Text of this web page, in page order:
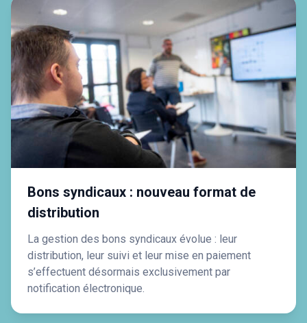
Bons syndicaux : nouveau format de
distribution
La gestion des bons syndicaux évolue : leur
distribution, leur suivi et leur mise en paiement
s’effectuent désormais exclusivement par
notification électronique.